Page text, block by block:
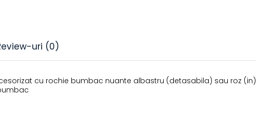
uri (0)
cu rochie bumbac nuante albastru (detasabila) sau roz (in)